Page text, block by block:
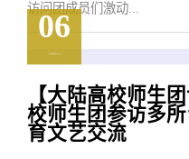
访问团成员们激动...
06
2024.12
【大陆高校师生
校师生团参访多
育文艺交流